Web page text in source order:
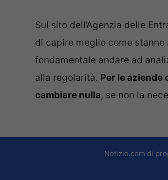
Sul sito dell’Agenzia delle
di capire meglio come
fondamentale andare ad
alla regolarità. Per le aziende
cambiare nulla, se non la
Notizie.com di